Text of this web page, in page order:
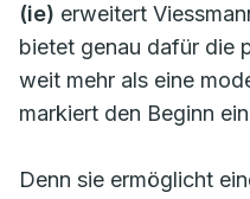
(ie) erweitert
bietet genau dafür die
weit mehr als eine
markiert den Beginn
Denn sie ermöglicht